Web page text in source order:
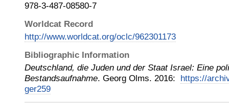
978-3-487-08580-7
Worldcat Record
http://www.worldcat.org/oclc/962301173
Bibliographic Information
Deutschland, die Juden und der Staat Israel: Eine
Bestandsaufnahme. Georg Olms. 2016: https://
ger259